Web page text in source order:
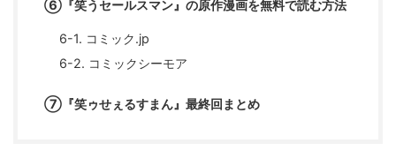
⑥『笑うセールスマン』の原作漫画を無料で読む方法
6-1. コミック.jp
6-2. コミックシーモア
⑦『笑ゥせぇるすまん』最終回まとめ